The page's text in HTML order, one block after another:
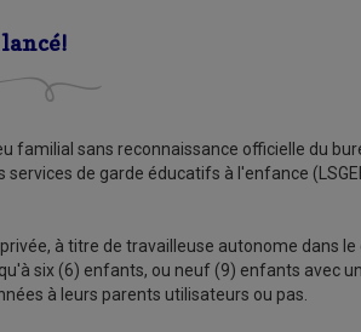
familial sans reconnaissance officielle du
de garde éducatifs à l'enfance
à titre de travailleuse autonome dans
six (6) enfants, ou neuf (9) enfants avec
à leurs parents utilisateurs ou pas.